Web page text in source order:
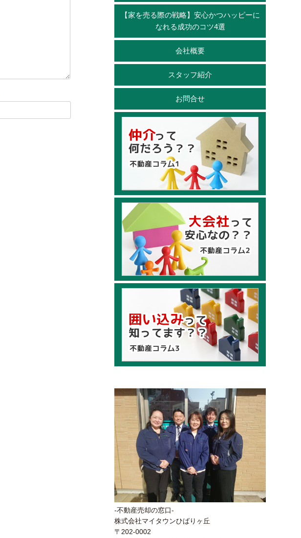
【家を売る際の戦略】安心かつハッピーに
なれる成功のコツ4選
会社概要
スタッフ紹介
お問合せ
-不動産売却の窓口-
株式会社マイタウンひばりヶ丘
〒202-0002